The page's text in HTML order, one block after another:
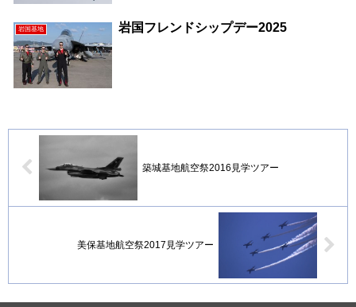
岩国基地 岩国フレンドシップデー2025
築城基地航空祭2016見学ツアー
美保基地航空祭2017見学ツアー